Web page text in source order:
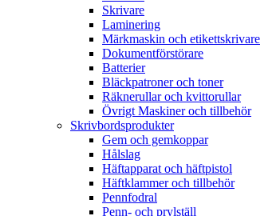
Skrivare
Laminering
Märkmaskin och etikettskrivare
Dokumentförstörare
Batterier
Bläckpatroner och toner
Räknerullar och kvittorullar
Övrigt Maskiner och tillbehör
Skrivbordsprodukter
Gem och gemkoppar
Hålslag
Häftapparat och häftpistol
Häftklammer och tillbehör
Pennfodral
Penn- och prylställ